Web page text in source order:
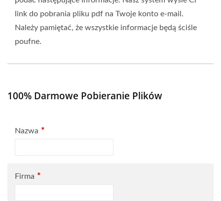
link do pobrania pliku pdf na Twoje konto e-mail.
Należy pamiętać, że wszystkie informacje będą ściśle
poufne.
100% Darmowe Pobieranie Plików
Nazwa *
Firma *